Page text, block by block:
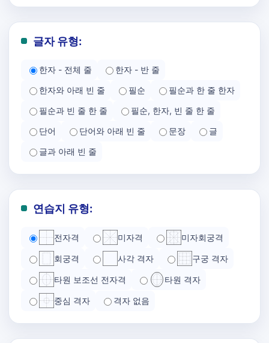
글자 유형:
한자 - 전체 줄
한자 - 반 줄
한자와 아래 빈 줄
필순
필순과 한 줄 한자
필순과 빈 줄 한 줄
필순, 한자, 빈 줄 한 줄
단어
단어와 아래 빈 줄 문장
글
글과 아래 빈 줄
연습지 유형:
전자격 미자격 미자회궁격
회궁격 사각 격자 구궁 격자
타원 보조선 전자격 타원 격자
중심 격자 격자 없음